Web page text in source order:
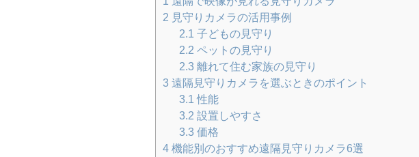
2 見守りカメラの活用事例
2.1 子どもの見守り
2.2 ペットの見守り
2.3 離れて住む家族の見守り
3 遠隔見守りカメラを選ぶときのポイント
3.1 性能
3.2 設置しやすさ
3.3 価格
4 機能別のおすすめ遠隔見守りカメラ6選